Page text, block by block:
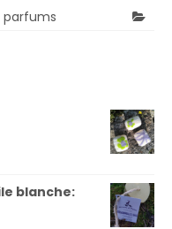
parfums
blanche: